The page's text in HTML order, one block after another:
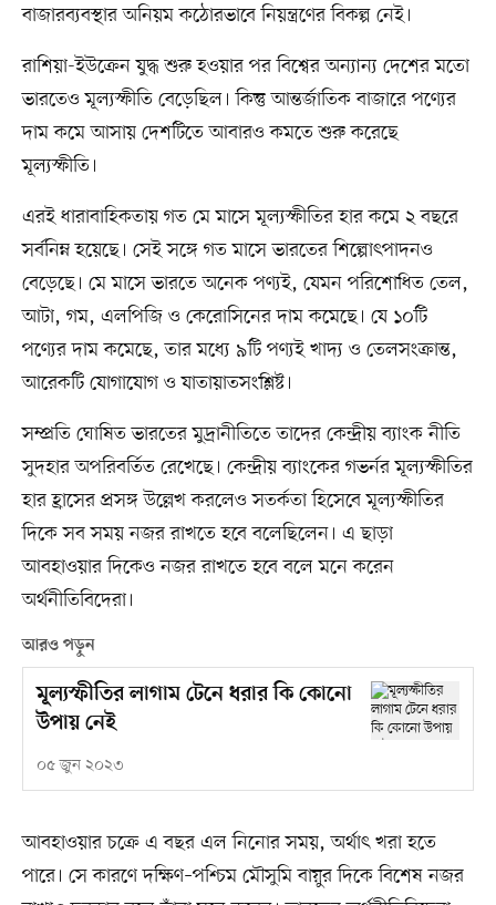
বাজারব্যবস্থার অনিয়ম কঠোরভাবে নিয়ন্ত্রণের বিকল্প নেই।
রাশিয়া-ইউক্রেন যুদ্ধ শুরু হওয়ার পর বিশ্বের অন্যান্য দেশের মতো
ভারতেও মূল্যস্ফীতি বেড়েছিল। কিন্তু আন্তর্জাতিক বাজারে পণ্যের
দাম কমে আসায় দেশটিতে আবারও কমতে শুরু করেছে
মূল্যস্ফীতি।
এরই ধারাবাহিকতায় গত মে মাসে মূল্যস্ফীতির হার কমে ২ বছরে
সর্বনিম্ন হয়েছে। সেই সঙ্গে গত মাসে ভারতের শিল্পোৎপাদনও
বেড়েছে। মে মাসে ভারতে অনেক পণ্যই, যেমন পরিশোধিত তেল,
আটা, গম, এলপিজি ও কেরোসিনের দাম কমেছে। যে ১০টি
পণ্যের দাম কমেছে, তার মধ্যে ৯টি পণ্যই খাদ্য ও তেলসংক্রান্ত,
আরেকটি যোগাযোগ ও যাতায়াতসংশ্লিষ্ট।
সম্প্রতি ঘোষিত ভারতের মুদ্রানীতিতে তাদের কেন্দ্রীয় ব্যাংক নীতি
সুদহার অপরিবর্তিত রেখেছে। কেন্দ্রীয় ব্যাংকের গভর্নর মূল্যস্ফীতির
হার হ্রাসের প্রসঙ্গ উল্লেখ করলেও সতর্কতা হিসেবে মূল্যস্ফীতির
দিকে সব সময় নজর রাখতে হবে বলেছিলেন। এ ছাড়া
আবহাওয়ার দিকেও নজর রাখতে হবে বলে মনে করেন
অর্থনীতিবিদেরা।
আরও পড়ুন
মূল্যস্ফীতির লাগাম টেনে ধরার কি কোনো
উপায় নেই
০৫ জুন ২০২৩
আবহাওয়ার চক্রে এ বছর এল নিনোর সময়, অর্থাৎ খরা হতে
পারে। সে কারণে দক্ষিণ–পশ্চিম মৌসুমি বায়ুর দিকে বিশেষ নজর